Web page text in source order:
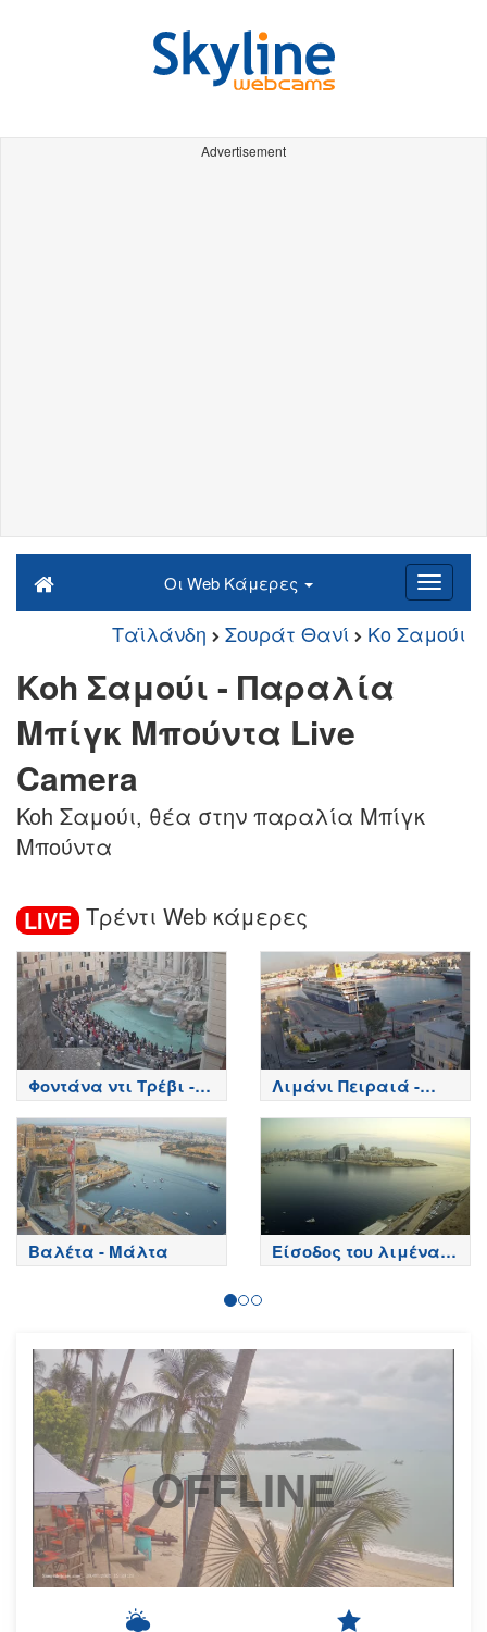
Advertisement
Οι Web Κάμερες
Ταϊλάνδη Σουράτ Θανί Κο Σαμούι
Koh Σαμούι - Παραλία
Μπίγκ Μπούντα Live
Camera
Koh Σαμούι, θέα στην παραλία Μπίγκ
Μπούντα
LIVE Τρέντι Web κάμερες
Φοντάνα ντι Τρέβι -
Ρώμη
Λιμάνι Πειραιά -
Piraeus Port
Βαλέτα - Μάλτα
Είσοδος του λιμένα
Sliema
OFFLINE